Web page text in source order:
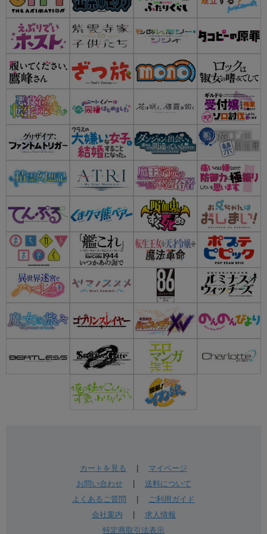
カートを見る
マイページ
お問い合わせ| 送料について
よくあるご質問
ご利用ガイド
会社案内
求人情報
特定商取引法表示